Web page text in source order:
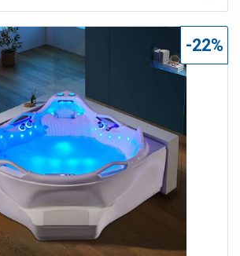
la courbure de l'angle. Le + : choisissez
ou gauche pour une intégration parfaite
dans votre salle de bain.
-22%